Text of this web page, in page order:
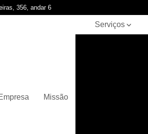
356, andar 6
Missão
Serviços